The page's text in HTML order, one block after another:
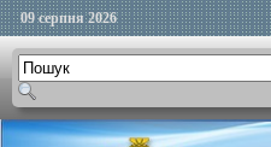
09 серпня 2026